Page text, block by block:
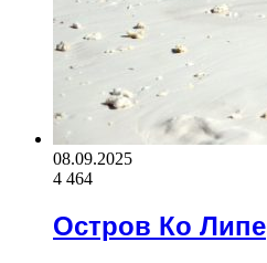
08.09.2025
4 464
Остров Ко Липе